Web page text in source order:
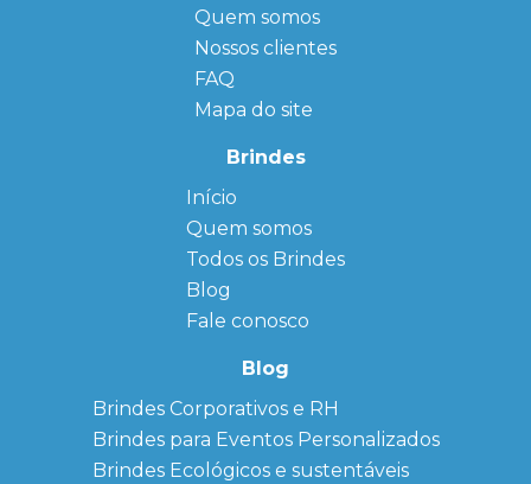
Quem somos
Nossos clientes
FAQ
Mapa do site
Brindes
Início
Quem somos
← Back
FAQ
Sitemap
Todos os Brindes
← Back
Agendas
Personalizadas
Personalizado
personalizados
Brindes
Corporativos
Copos Térmicos
Personalizados
Blog
Fale conosco
Blog
Brindes Corporativos e RH
Brindes para Eventos Personalizados
Brindes Ecológicos e sustentáveis